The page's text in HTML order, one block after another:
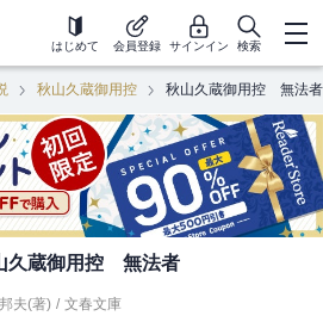
はじめて 会員登録 サインイン 検索
秋山久蔵御用控 秋山久蔵御用控 無法者
久蔵御用控 無法者
夫(著) / 文春文庫